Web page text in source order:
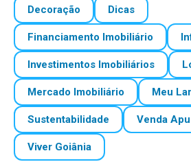
Decoração Dicas
Financiamento Imobiliário
Investimentos Imobiliários
Mercado Imobiliário Meu Lar
Sustentabilidade Venda
Viver Goiânia